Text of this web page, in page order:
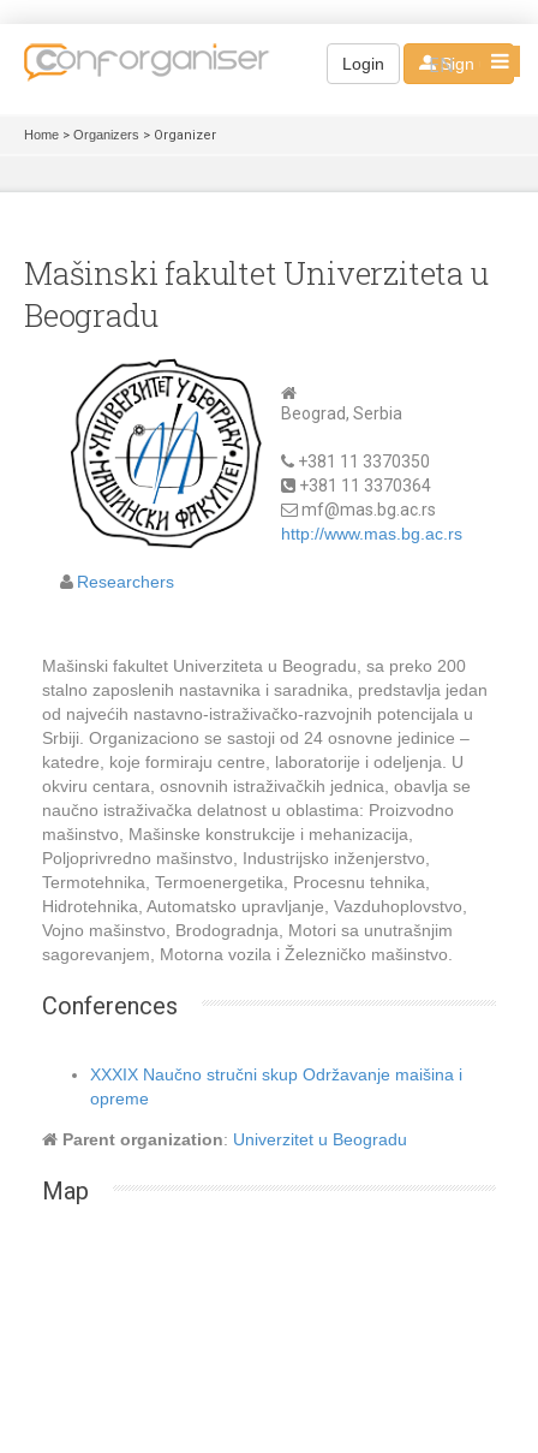
Login Sign up
EN
Home > Organizers > Organizer
Mašinski fakultet Univerziteta u
Beogradu
Beograd, Serbia
+381 11 3370350
+381 11 3370364
mf@mas.bg.ac.rs
http://www.mas.bg.ac.rs
Researchers
Mašinski fakultet Univerziteta u Beogradu, sa preko 200
stalno zaposlenih nastavnika i saradnika, predstavlja jedan
od najvećih nastavno-istraživačko-razvojnih potencijala u
Srbiji. Organizaciono se sastoji od 24 osnovne jedinice –
katedre, koje formiraju centre, laboratorije i odeljenja. U
okviru centara, osnovnih istraživačkih jednica, obavlja se
naučno istraživačka delatnost u oblastima: Proizvodno
mašinstvo, Mašinske konstrukcije i mehanizacija,
Poljoprivredno mašinstvo, Industrijsko inženjerstvo,
Termotehnika, Termoenergetika, Procesnu tehnika,
Hidrotehnika, Automatsko upravljanje, Vazduhoplovstvo,
Vojno mašinstvo, Brodogradnja, Motori sa unutrašnjim
sagorevanjem, Motorna vozila i Železničko mašinstvo.
Conferences
XXXIX Naučno stručni skup Održavanje maišina i
opreme
Parent organization: Univerzitet u Beogradu
Map